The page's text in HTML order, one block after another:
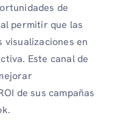
de
permitir que las
visualizaciones en
Este canal de
de sus campañas